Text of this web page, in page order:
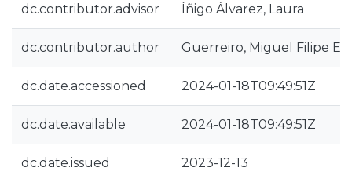
dc.contributor.advisor Íñigo Álvarez, Laura
dc.contributor.author Guerreiro, Miguel Filipe
dc.date.accessioned 2024-01-18T09:49:51Z
dc.date.available 2024-01-18T09:49:51Z
dc.date.issued 2023-12-13